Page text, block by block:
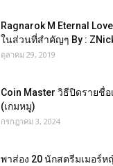
Ragnarok M Eternal
ในส่วนที่สำคัญๆ By :
ตุลาคม 29, 2019
Coin Master วิธีปิดรายชื่
(เกมหมู)
กรกฎาคม 3, 2024
พาส่อง 20 นักสตรีมเมอร์ห